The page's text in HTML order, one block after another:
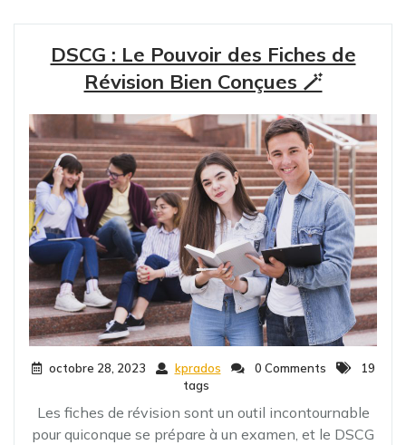
DSCG : Le Pouvoir des Fiches de
Révision Bien Conçues 🪄
octobre 28, 2023 kprados 0 Comments
19
tags
Les fiches de révision sont un outil incontournable
pour quiconque se prépare à un examen, et le DSCG